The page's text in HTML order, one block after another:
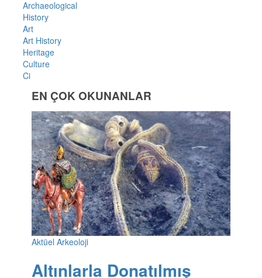
Archaeological
History
Art
Art History
Heritage
Culture
Ci
EN ÇOK OKUNANLAR
Aktüel Arkeoloji
Altınlarla Donatılmış